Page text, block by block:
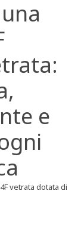
e
vetrata dotata di